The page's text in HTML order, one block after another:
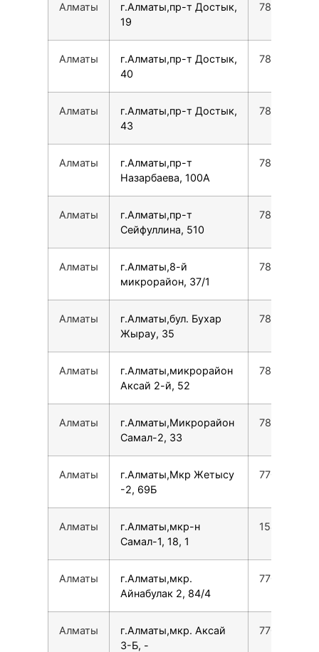
Алматы
г.Алматы,пр-т Достык,
19
Алматы
г.Алматы,пр-т Достык,
40
Алматы
г.Алматы,пр-т Достык,
43
Алматы
г.Алматы,пр-т
Назарбаева, 100А
Алматы
г.Алматы,пр-т
Сейфуллина, 510
Алматы
г.Алматы,8-й
микрорайон, 37/1
Алматы
г.Алматы,бул. Бухар
Жырау, 35
Алматы
г.Алматы,микрорайон
Аксай 2-й, 52
Алматы
г.Алматы,Микрорайон
Самал-2, 33
Алматы
г.Алматы,Мкр Жетысу
-2, 69Б
Алматы
г.Алматы,мкр-н
Самал-1, 18, 1
Алматы
г.Алматы,мкр.
Айнабулак 2, 84/4
Алматы
г.Алматы,мкр. Аксай
3-Б, -